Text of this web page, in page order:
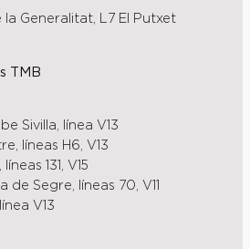
Generalitat, L7 El Putxet
TMB
Sivilla, línea V13
líneas H6, V13
131, V15
de Segre, líneas 70, V11
V13